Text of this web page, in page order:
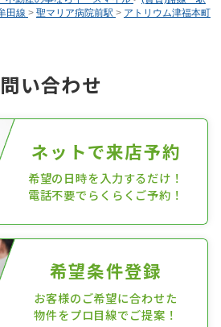
田線 > 聖マリア病院前駅 > アトリウム津福本町
い合わせ
ネットで来店予約
希望の日時を入力するだけ！
電話不要でらくらくご予約！
希望条件登録
お客様のご希望に合わせた
物件をプロ目線でご提案！